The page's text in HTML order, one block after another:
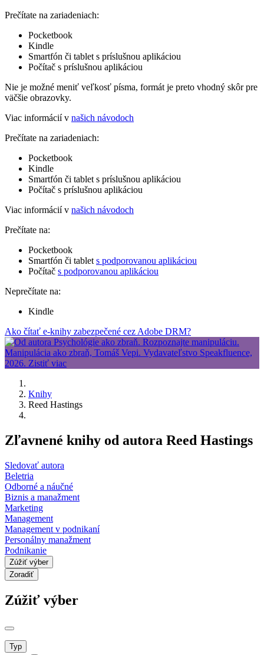
Prečítate na zariadeniach:
Pocketbook
Kindle
Smartfón či tablet s príslušnou aplikáciou
Počítač s príslušnou aplikáciou
Nie je možné meniť veľkosť písma, formát je preto vhodný skôr pre
väčšie obrazovky.
Viac informácií v našich návodoch
Prečítate na zariadeniach:
Pocketbook
Kindle
Smartfón či tablet s príslušnou aplikáciou
Počítač s príslušnou aplikáciou
Viac informácií v našich návodoch
Prečítate na:
Pocketbook
Smartfón či tablet s podporovanou aplikáciou
Počítač s podporovanou aplikáciou
Neprečítate na:
Kindle
Ako čítať e-knihy zabezpečené cez Adobe DRM?
Knihy
Reed Hastings
Zľavnené knihy od autora Reed Hastings
Sledovať autora
Beletria
Odborné a náučné
Biznis a manažment
Marketing
Management
Management v podnikaní
Personálny manažment
Podnikanie
Zúžiť výber
Zoradiť
Zúžiť výber
Typ